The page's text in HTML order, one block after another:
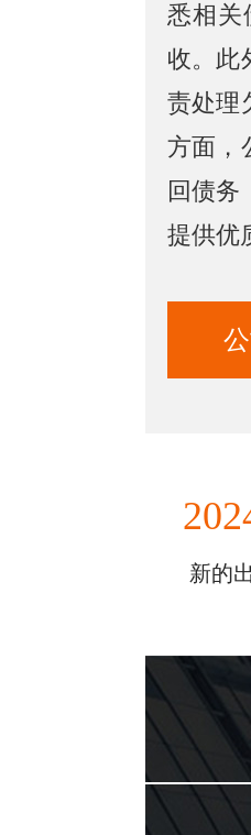
悉相关
收。此
责处理
方面，
回债务
提供优
新的